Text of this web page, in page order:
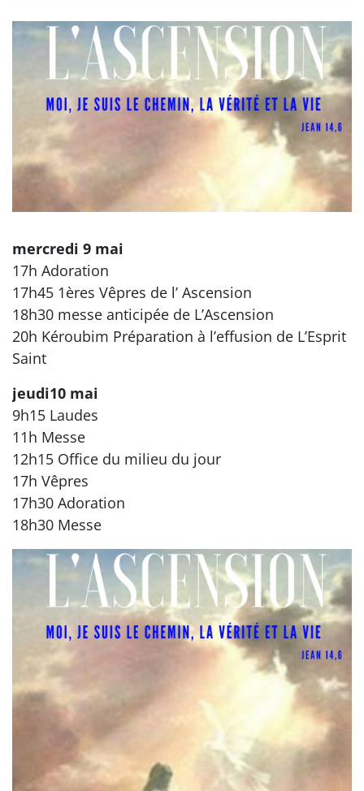
mercredi 9 mai
17h Adoration
17h45 1ères Vêpres de l’ Ascension
18h30 messe anticipée de L’Ascension
20h Kéroubim Préparation à l’effusion de L’Esprit
Saint
jeudi10 mai
9h15 Laudes
11h Messe
12h15 Office du milieu du jour
17h Vêpres
17h30 Adoration
18h30 Messe